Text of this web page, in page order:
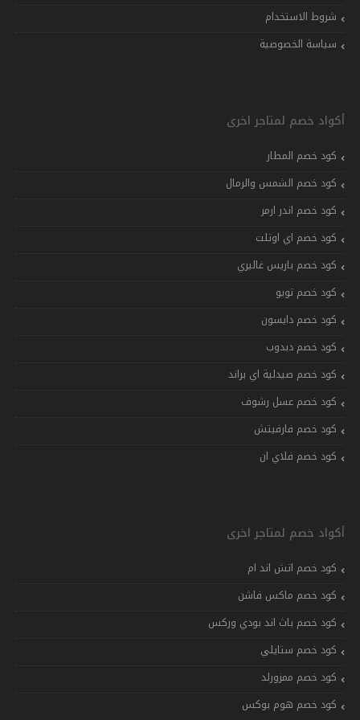
شروط الاستخدام
سياسة الخصوصية
أكواد خصم لمتاجر اخرى
كود خصم المطار
كود خصم الشمس والرمال
كود خصم اندر ارمر
كود خصم اي اوتلت
كود خصم باريس غاليري
كود خصم تويو
كود خصم دايسون
كود خصم دبدوب
كود خصم صيدلية اي براند
كود خصم عسل رشوف
كود خصم فارفيتش
كود خصم فلاي ان
أكواد خصم لمتاجر اخرى
كود خصم اتش اند ام
كود خصم ماكس فاشن
كود خصم باث اند بودي وركس
كود خصم ستايلي
كود خصم ممزورلد
كود خصم هوم بوكس